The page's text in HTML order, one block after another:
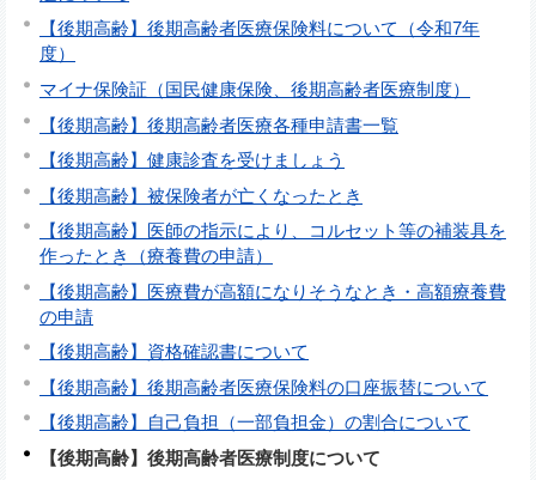
【後期高齢】後期高齢者医療保険料について（令和7年
度）
マイナ保険証（国民健康保険、後期高齢者医療制度）
【後期高齢】後期高齢者医療各種申請書一覧
【後期高齢】健康診査を受けましょう
【後期高齢】被保険者が亡くなったとき
【後期高齢】医師の指示により、コルセット等の補装具を
作ったとき（療養費の申請）
【後期高齢】医療費が高額になりそうなとき・高額療養費
の申請
【後期高齢】資格確認書について
【後期高齢】後期高齢者医療保険料の口座振替について
【後期高齢】自己負担（一部負担金）の割合について
【後期高齢】後期高齢者医療制度について